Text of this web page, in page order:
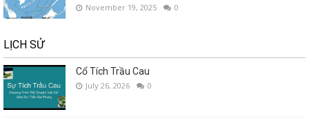
November 19, 2025 0
LỊCH SỬ
Cổ Tích Trầu Cau
July 26, 2026 0